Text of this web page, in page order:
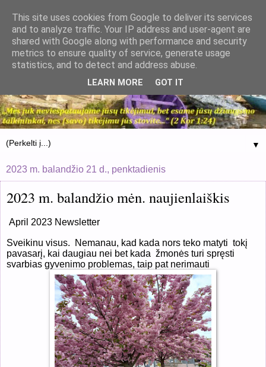
▼
2023 m. balandžio 21 d., penktadienis
2023 m. balandžio mėn. naujienlaiškis
April 2023 Newsletter
Sveikinu visus. Nemanau, kad kada nors teko matyti tokį
pavasarį, kai daugiau nei bet kada žmonės turi spręsti
svarbias gyvenimo problemas, taip pat nerimauti
This site uses cookies from Google to deliver its services
and to analyze traffic. Your IP address and user-agent are
shared with Google along with performance and security
metrics to ensure quality of service, generate usage
statistics, and to detect and address abuse.
LEARN MORE GOT IT